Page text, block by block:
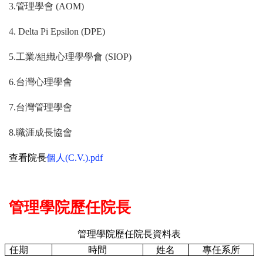
3.管理學會 (AOM)
4. Delta Pi Epsilon (DPE)
5.工業/組織心理學學會 (SIOP)
6.台灣心理學會
7.台灣管理學會
8.職涯成長協會
查看院長個人 (C.V.).pdf
管理學院歷任院長
管理學院歷任院長資料表
任期
時間 姓名
專任系所